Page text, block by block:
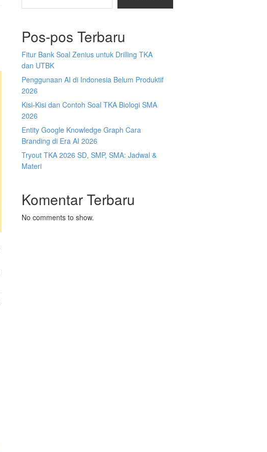
Pos-pos Terbaru
Fitur Bank Soal Zenius untuk Drilling TKA
dan UTBK
Penggunaan AI di Indonesia Belum Produktif
2026
Kisi-Kisi dan Contoh Soal TKA Biologi SMA
2026
Entity Google Knowledge Graph Cara
Branding di Era AI 2026
Tryout TKA 2026 SD, SMP, SMA: Jadwal &
Materi
Komentar Terbaru
No comments to show.